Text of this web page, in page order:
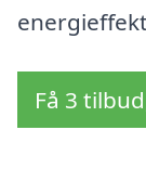
Få 3